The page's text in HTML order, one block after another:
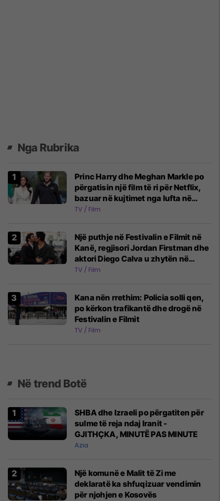
Nga Rubrika
Princ Harry dhe Meghan Markle po
përgatisin një film të ri për Netflix,
bazuar në kujtimet nga lufta në
Afganistan
TV / Film
Një puthje në Festivalin e Filmit në
Kanë, regjisori Jordan Firstman dhe
aktori Diego Calva u zhytën në
pasion para njerëzve në tapetin e
TV / Film
Kana nën rrethim: Policia solli qen,
po kërkon trafikantë dhe drogë në
Festivalin e Filmit
TV / Film
Në trend Botë
SHBA dhe Izraeli po përgatiten për
sulme të reja ndaj Iranit -
GJITHÇKA, MINUTË PAS MINUTE
Azia
Një komunë e Malit të Zi me
deklaratë ka shfuqizuar vendimin
për njohjen e Kosovës